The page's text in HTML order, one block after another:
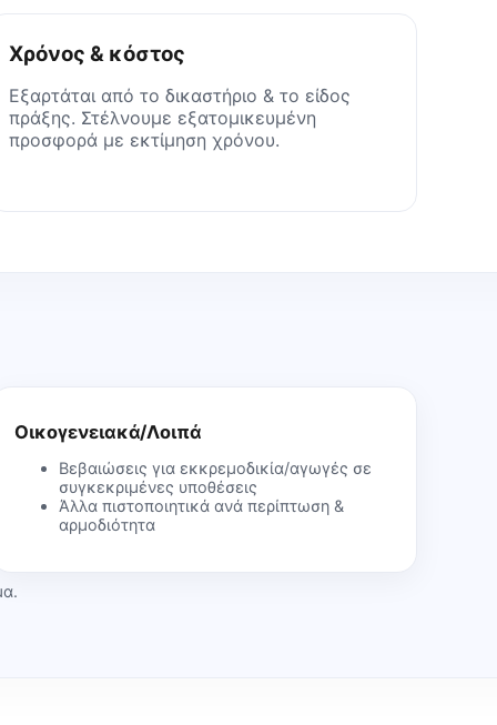
Χρόνος & κόστος
Εξαρτάται από το δικαστήριο & το είδος
πράξης. Στέλνουμε εξατομικευμένη
προσφορά με εκτίμηση χρόνου.
Οικογενειακά/Λοιπά
Βεβαιώσεις για εκκρεμοδικία/αγωγές σε
συγκεκριμένες υποθέσεις
Άλλα πιστοποιητικά ανά περίπτωση &
αρμοδιότητα